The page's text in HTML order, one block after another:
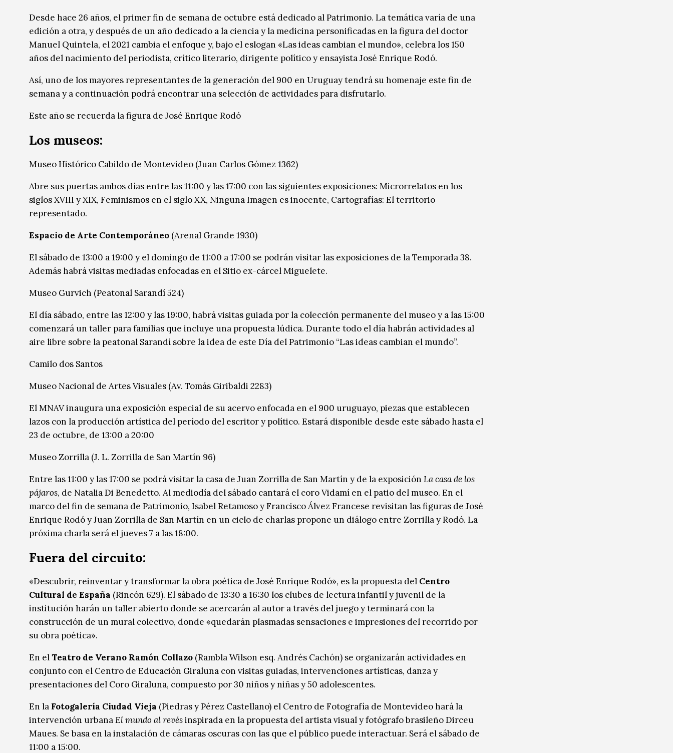
Música
Música
Sin categoría Sin categoría
Desde hace 26 años, el primer fin de semana de octubre está dedicado al Patrimonio. La temática varía de una
edición a otra, y después de un año dedicado a la ciencia y la medicina personificadas en la figura del doctor
Manuel Quintela, el 2021 cambia el enfoque y, bajo el eslogan «Las ideas cambian el mundo», celebra los 150
años del nacimiento del periodista, crítico literario, dirigente político y ensayista José Enrique Rodó.
Así, uno de los mayores representantes de la generación del 900 en Uruguay tendrá su homenaje este fin de
semana y a continuación podrá encontrar una selección de actividades para disfrutarlo.
Este año se recuerda la figura de José Enrique Rodó
Los museos:
Museo Histórico Cabildo de Montevideo (Juan Carlos Gómez 1362)
Abre sus puertas ambos días entre las 11:00 y las 17:00 con las siguientes exposiciones: Microrrelatos en los
siglos XVIII y XIX, Feminismos en el siglo XX, Ninguna Imagen es inocente, Cartografías: El territorio
representado.
Espacio de Arte Contemporáneo (Arenal Grande 1930)
El sábado de 13:00 a 19:00 y el domingo de 11:00 a 17:00 se podrán visitar las exposiciones de la Temporada 38.
Además habrá visitas mediadas enfocadas en el Sitio ex-cárcel Miguelete.
Museo Gurvich (Peatonal Sarandí 524)
El día sábado, entre las 12:00 y las 19:00, habrá visitas guiada por la colección permanente del museo y a las 15:00
comenzará un taller para familias que incluye una propuesta lúdica. Durante todo el día habrán actividades al
aire libre sobre la peatonal Sarandí sobre la idea de este Día del Patrimonio “Las ideas cambian el mundo”.
Camilo dos Santos
Museo Nacional de Artes Visuales (Av. Tomás Giribaldi 2283)
El MNAV inaugura una exposición especial de su acervo enfocada en el 900 uruguayo, piezas que establecen
lazos con la producción artística del período del escritor y político. Estará disponible desde este sábado hasta el
23 de octubre, de 13:00 a 20:00
Museo Zorrilla (J. L. Zorrilla de San Martín 96)
Entre las 11:00 y las 17:00 se podrá visitar la casa de Juan Zorrilla de San Martín y de la exposición La casa de los
pájaros, de Natalia Di Benedetto. Al mediodía del sábado cantará el coro Vidamí en el patio del museo. En el
marco del fin de semana de Patrimonio, Isabel Retamoso y Francisco Álvez Francese revisitan las figuras de José
Enrique Rodó y Juan Zorrilla de San Martín en un ciclo de charlas propone un diálogo entre Zorrilla y Rodó. La
próxima charla será el jueves 7 a las 18:00.
Fuera del circuito:
«Descubrir, reinventar y transformar la obra poética de José Enrique Rodó», es la propuesta del Centro
Cultural de España (Rincón 629). El sábado de 13:30 a 16:30 los clubes de lectura infantil y juvenil de la
institución harán un taller abierto donde se acercarán al autor a través del juego y terminará con la
construcción de un mural colectivo, donde «quedarán plasmadas sensaciones e impresiones del recorrido por
su obra poética».
En elTeatro de Verano Ramón Collazo (Rambla Wilson esq. Andrés Cachón) se organizarán actividades en
conjunto con el Centro de Educación Giraluna con visitas guiadas, intervenciones artísticas, danza y
presentaciones del Coro Giraluna, compuesto por 30 niños y niñas y 50 adolescentes.
En la Fotogalería Ciudad Vieja (Piedras y Pérez Castellano) el Centro de Fotografía de Montevideo hará la
intervención urbanaEl mundo al revésinspirada en la propuesta del artista visual y fotógrafo brasileño Dirceu
Maues. Se basa en la instalación de cámaras oscuras con las que el público puede interactuar. Será el sábado de
11:00 a 15:00.